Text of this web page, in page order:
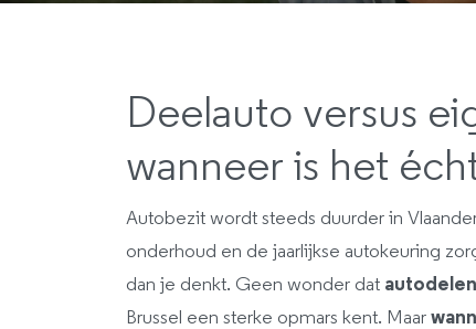
Deelauto versus
wanneer is het
Autobezit wordt steeds duurder in
onderhoud en de jaarlijkse autokeuring
dan je denkt. Geen wonder dat autodelen
Brussel een sterke opmars kent. Maar